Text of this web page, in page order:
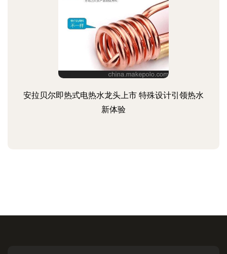
安拉贝尔即热式电热水龙头上市 特殊设计引领热水
新体验